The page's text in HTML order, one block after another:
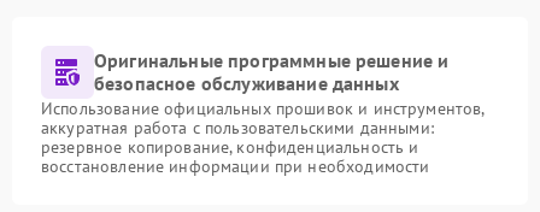
Оригинальные программные решение и
безопасное обслуживание данных
Использование официальных прошивок и инструментов,
аккуратная работа с пользовательскими данными:
резервное копирование, конфиденциальность и
восстановление информации при необходимости